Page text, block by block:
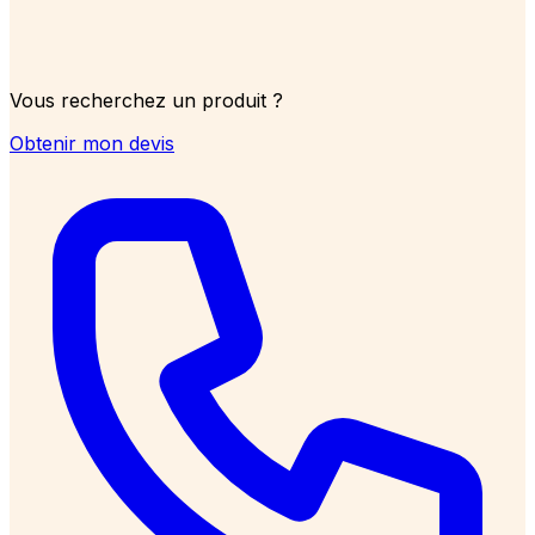
Vous recherchez un produit ?
Obtenir mon devis